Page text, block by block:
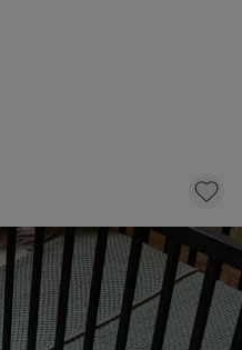
LEDIKANT
| ZWART